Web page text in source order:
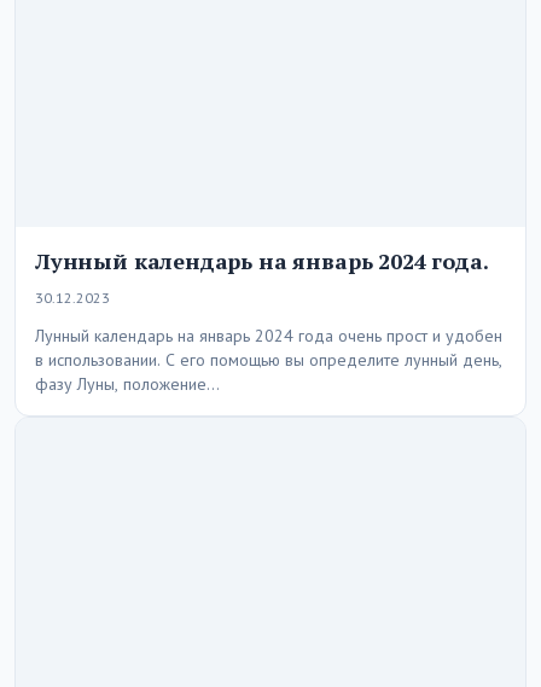
Лунный календарь на январь 2024 года.
30.12.2023
Лунный календарь на январь 2024 года очень прост и удобен
в использовании. С его помощью вы определите лунный день,
фазу Луны, положение…